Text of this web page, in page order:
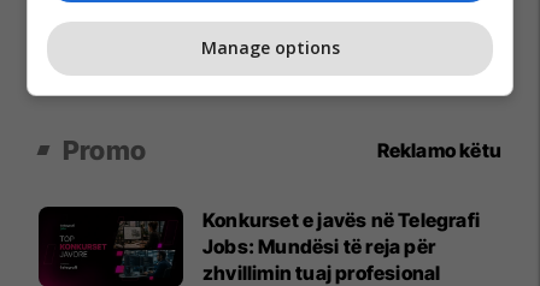
Promo Reklamo këtu
Konkurset e javës në Telegrafi
Jobs: Mundësi të reja për
zhvillimin tuaj profesional
Manage options